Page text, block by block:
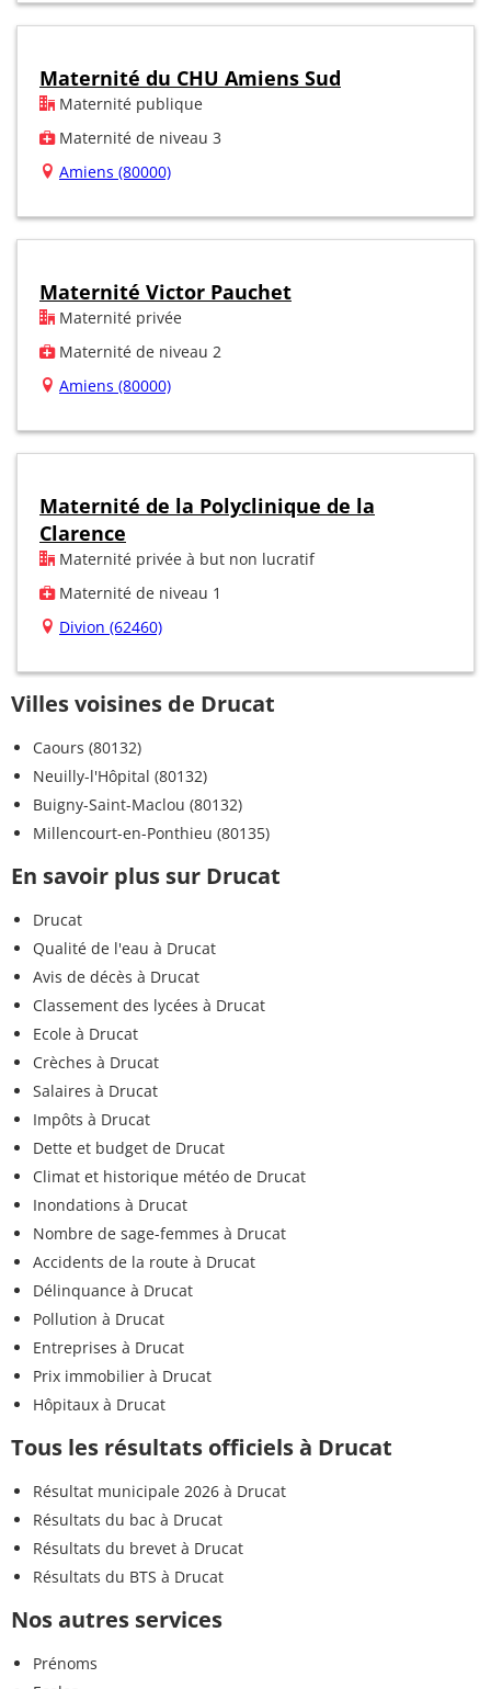
Maternité du CHU Amiens Sud
Maternité publique
Maternité de niveau 3
Amiens (80000)
Maternité Victor Pauchet
Maternité privée
Maternité de niveau 2
Amiens (80000)
Maternité de la Polyclinique de la
Clarence
Maternité privée à but non lucratif
Maternité de niveau 1
Divion (62460)
Villes voisines de Drucat
Caours (80132)
Neuilly-l'Hôpital (80132)
Buigny-Saint-Maclou (80132)
Millencourt-en-Ponthieu (80135)
En savoir plus sur Drucat
Drucat
Qualité de l'eau à Drucat
Avis de décès à Drucat
Classement des lycées à Drucat
Ecole à Drucat
Crèches à Drucat
Salaires à Drucat
Impôts à Drucat
Dette et budget de Drucat
Climat et historique météo de Drucat
Inondations à Drucat
Nombre de sage-femmes à Drucat
Accidents de la route à Drucat
Délinquance à Drucat
Pollution à Drucat
Entreprises à Drucat
Prix immobilier à Drucat
Hôpitaux à Drucat
Tous les résultats officiels à Drucat
Résultat municipale 2026 à Drucat
Résultats du bac à Drucat
Résultats du brevet à Drucat
Résultats du BTS à Drucat
Nos autres services
Prénoms